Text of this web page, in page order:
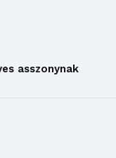
asszonynak